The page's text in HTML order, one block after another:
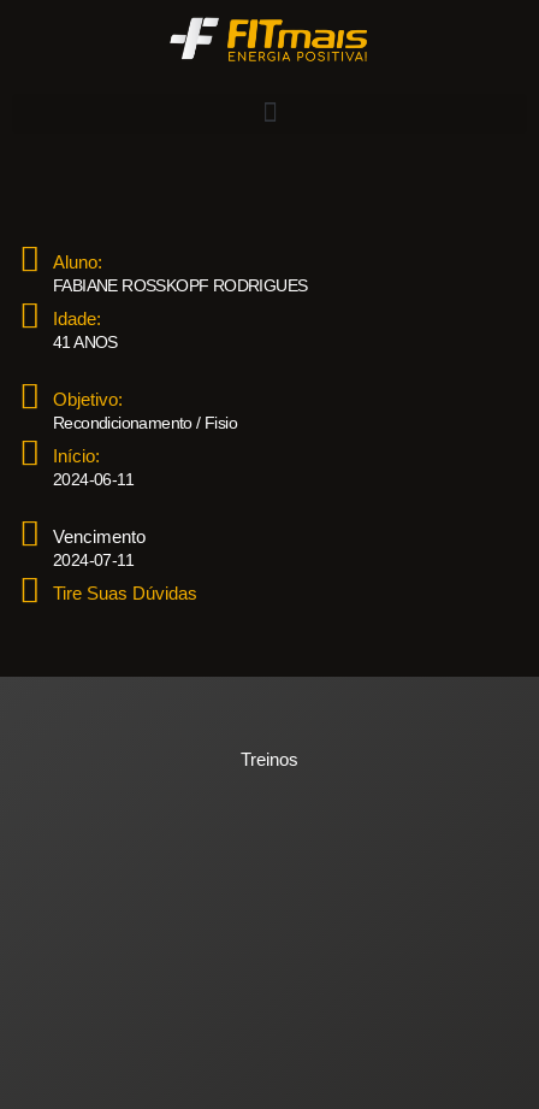
Aluno:
FABIANE ROSSKOPF RODRIGUES
Idade:
41 ANOS
Objetivo:
Recondicionamento / Fisio
Início:
2024-06-11
Vencimento
2024-07-11
Tire Suas Dúvidas
Treinos